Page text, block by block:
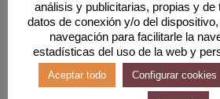
434.000€
Destacado
análisis y publicitarias, propias y de
datos de conexión y/o del
navegación para facilitarle la
estadísticas del uso de la web y
Aceptar todo Configurar cookies